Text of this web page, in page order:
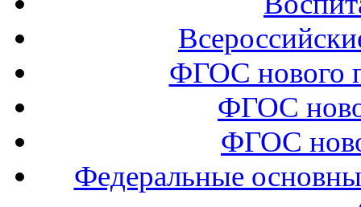
ФГОС нового
ФГОС
ФГОС
Федеральные